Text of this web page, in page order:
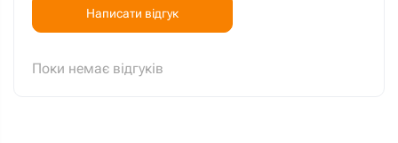
Написати відгук
Поки немає відгуків